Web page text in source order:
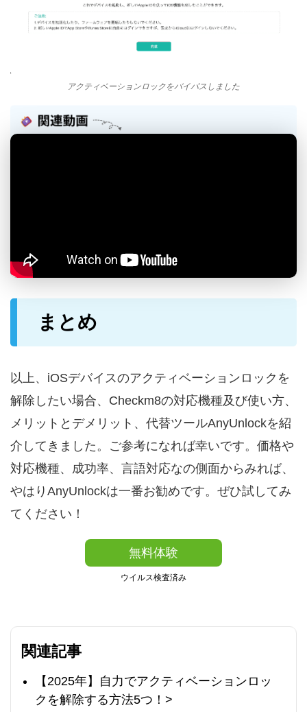
アクティベーションロックをバイパスしました
まとめ
以上、iOSデバイスのアクティベーションロックを
解除したい場合、Checkm8の対応機種及び使い方、
メリットとデメリット、代替ツールAnyUnlockを紹
介してきました。ご参考になれば幸いです。価格や
対応機種、成功率、言語対応なの側面からみれば、
やはりAnyUnlockは一番お勧めです。ぜひ試してみ
てください！
無料体験
ウイルス検査済み
関連記事
【2025年】自力でアクティベーションロッ
クを解除する方法5つ！>